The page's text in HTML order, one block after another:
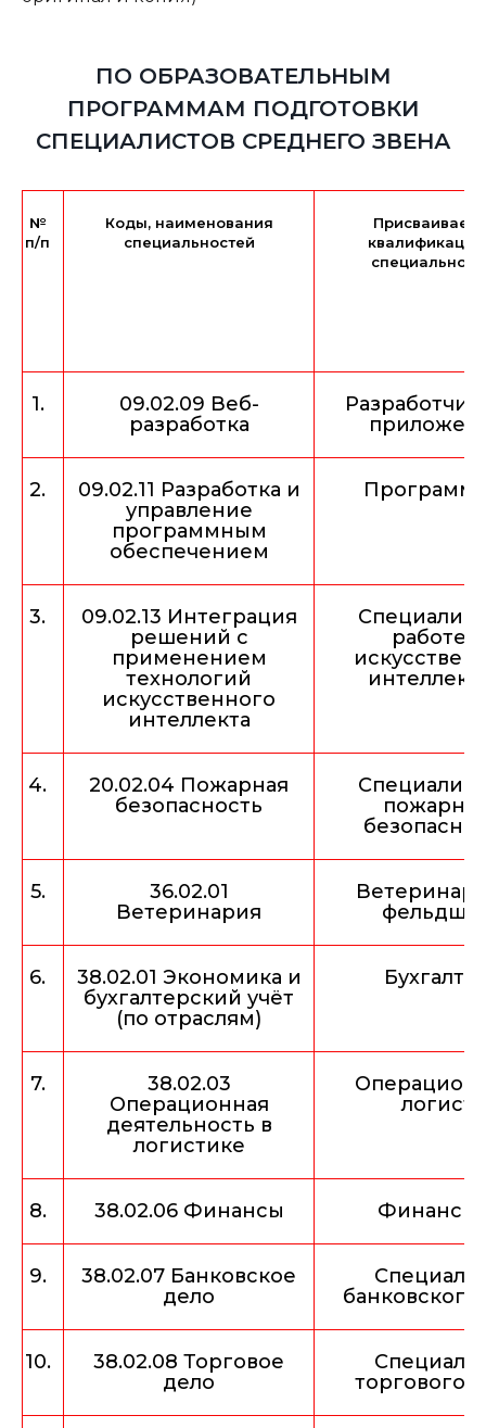
ПО ОБРАЗОВАТЕЛЬНЫМ
ПРОГРАММАМ ПОДГОТОВКИ
СПЕЦИАЛИСТОВ СРЕДНЕГО ЗВЕНА
№
п/п
Коды, наименования
специальностей
1.
09.02.09 Веб-
разработка
2.
09.02.11 Разработка и
управление
программным
обеспечением
3.
09.02.13 Интеграция
решений с
применением
технологий
искусственного
интеллекта
работе с
4.
20.02.04 Пожарная
безопасность
5.
36.02.01
Ветеринария
6.
38.02.01 Экономика и
бухгалтерский учёт
(по отраслям)
7.
38.02.03
Операционная
деятельность в
логистике
логист
8. 38.02.06 Финансы
9.
38.02.07 Банковское
дело
банковского
10.
38.02.08 Торговое
дело
торгового